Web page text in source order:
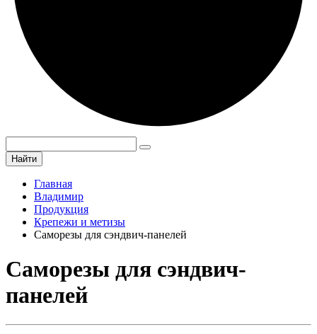
Найти
Главная
Владимир
Продукция
Крепежи и метизы
Саморезы для сэндвич-панелей
Саморезы для сэндвич-
панелей